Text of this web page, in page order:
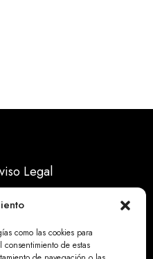
como las cookies para
de estas
Legal
Privacidad
Cookies